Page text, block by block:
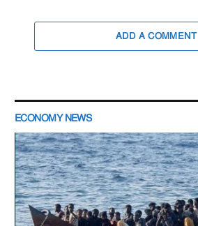
ADD A COMMENT
ECONOMY NEWS